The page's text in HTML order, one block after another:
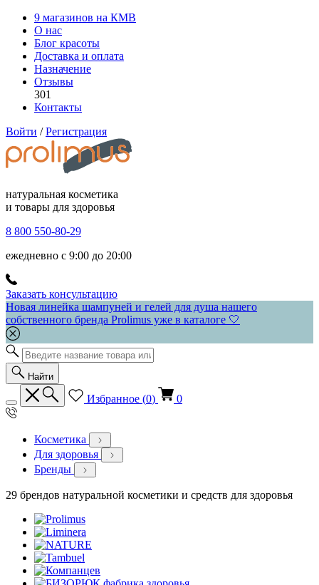
9 магазинов на КМВ
О нас
Блог красоты
Доставка и оплата
Назначение
Отзывы
301
Контакты
Войти / Регистрация
натуральная косметика
и товары для здоровья
8 800 550-80-29
ежедневно с 9:00 до 20:00
Заказать консультацию
Новая линейка шампуней и гелей для душа нашего
собственного бренда Prolimus уже в каталоге 🤍
Найти
Избранное (0) 0
Косметика
Для здоровья
Бренды
29 брендов натуральной косметики и средств для здоровья